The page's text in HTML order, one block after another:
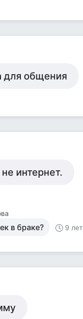
для общения
интернет.
в браке? 9 лет